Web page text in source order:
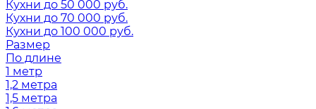
Кухни до 50 000 руб.
Кухни до 70 000 руб.
Кухни до 100 000 руб.
Размер
По длине
1 метр
1,2 метра
1,5 метра